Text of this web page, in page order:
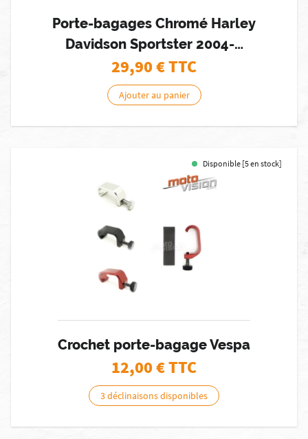
Porte-bagages Chromé Harley
Davidson Sportster 2004-…
29,90€ TTC
Ajouter au panier
Disponible [5 en stock]
Crochet porte-bagage Vespa
12,00€ TTC
3 déclinaisons disponibles